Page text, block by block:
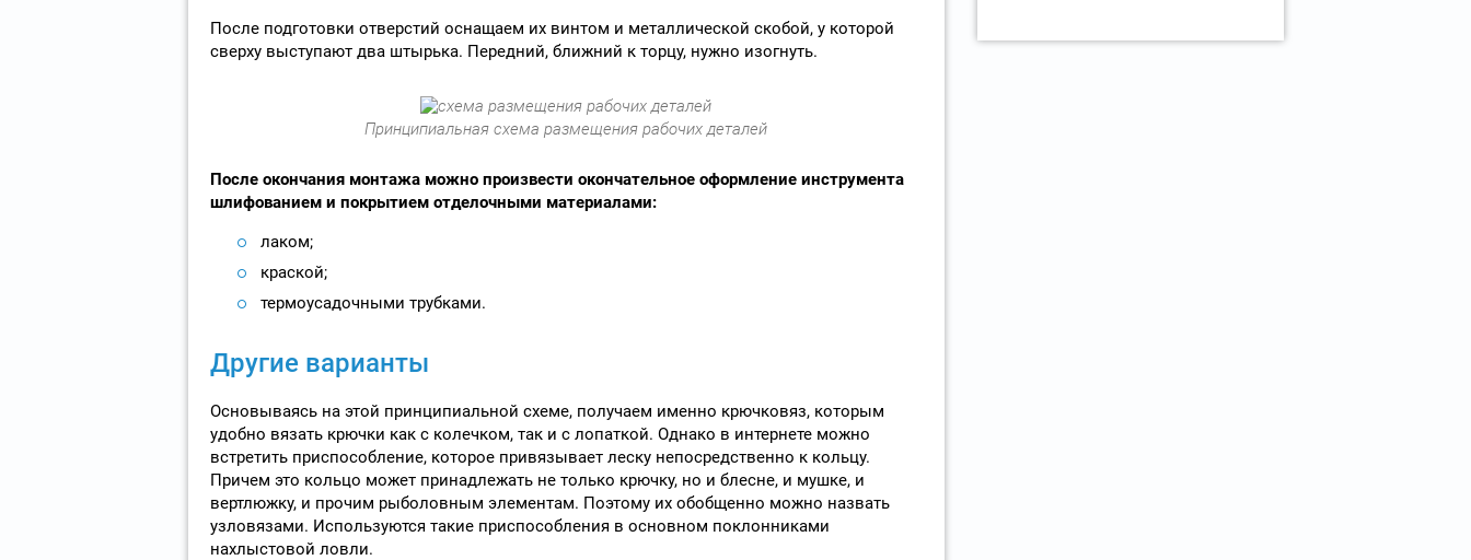
После подготовки отверстий оснащаем их винтом и металлической скобой, у которой
сверху выступают два штырька. Передний, ближний к торцу, нужно изогнуть.
Принципиальная схема размещения рабочих деталей
После окончания монтажа можно произвести окончательное оформление инструмента
шлифованием и покрытием отделочными материалами:
лаком;
краской;
термоусадочными трубками.
Другие варианты
Основываясь на этой принципиальной схеме, получаем именно крючковяз, которым
удобно вязать крючки как с колечком, так и с лопаткой. Однако в интернете можно
встретить приспособление, которое привязывает леску непосредственно к кольцу.
Причем это кольцо может принадлежать не только крючку, но и блесне, и мушке, и
вертлюжку, и прочим рыболовным элементам. Поэтому их обобщенно можно назвать
узловязами. Используются такие приспособления в основном поклонниками
нахлыстовой ловли.